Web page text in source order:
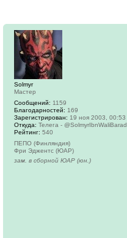
Solmyr
Мастер
Сообщений: 1159
Благодарностей: 169
Зарегистрирован: 19 ноя 2003, 00:53
Откуда: Телега - @SolmyrIbnWaliBarad
Рейтинг: 540
ПЕПО (Финляндия)
Фри Эджентс (ЮАР)
зам. в сборной ЮАР (юн.)